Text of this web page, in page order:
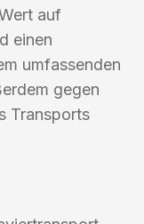
auf
einen
umfassenden
gegen
Transports